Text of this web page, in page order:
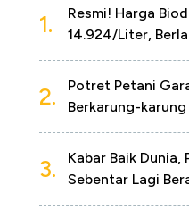
1.
Resmi! Harga
14.924/Liter,
2.
Potret Petani
Berkarung-
3.
Kabar Baik Dunia,
Sebentar Lagi